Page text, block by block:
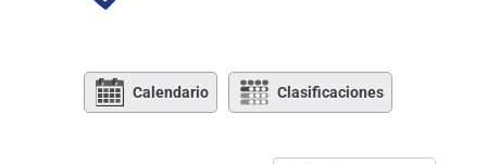
Calendario Clasificaciones